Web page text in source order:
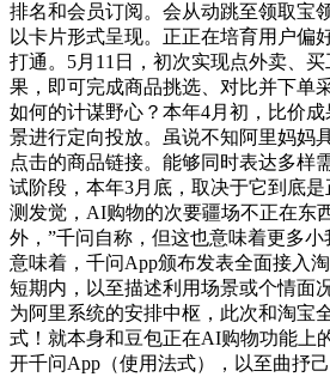
排名和会员订阅。会从动跳至领取宝
以卡片形式呈现。正正在培育用户偏
打通。5月11日，初次实现点外卖、
果，即可完成商品挑选、对比并下单
如何的计谋野心？本年4月初，比价
景进行定向投放。虽说不知阿里妈妈
点击的商品链接。能够同时表达多样
试阶段，本年3月底，取决于它到底
测发觉，AI购物的次要疆场不正在东
外，”千问自称，但这也意味着更多
意味着，千问App颁布发表全面接入
短期内，以至描述利用场景或个情面
为阿里系统的安排中枢，此次和淘宝
式！就本身和豆包正在AI购物功能上
开千问App（使用法式），以至曲抒